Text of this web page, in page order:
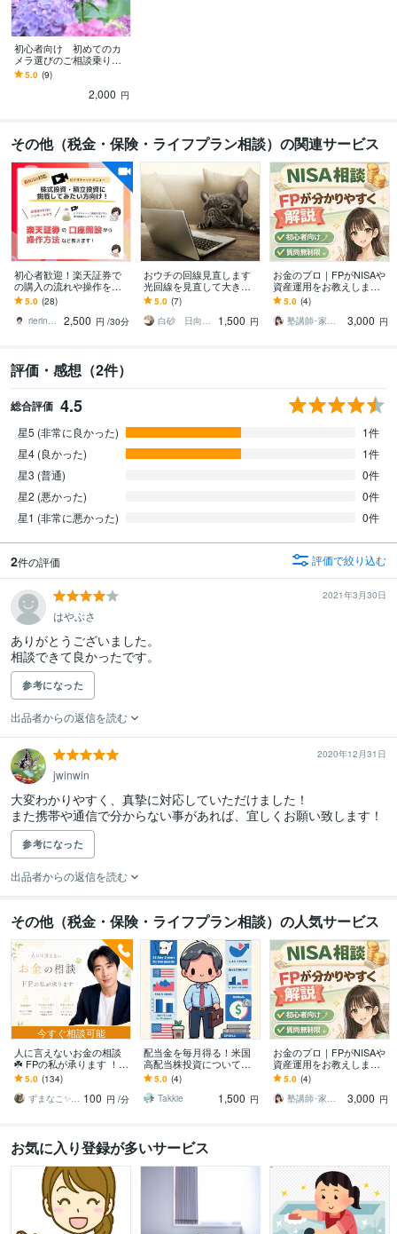
初心者向け 初めてのカ
メラ選びのご相談乗りま
す 元カメラ販売員がユー
ザー目線でお答え！
5.0 (9)
2,000 円
その他（税金・保険・ライフプラン相談）の関連サービス
初心者歓迎！楽天証券で
の購入の流れや操作を教
えます 投資をしてみたい
けど操作がわからず困っ
ている初心者さん向け
5.0 (28)
rierin45895
2,500 円 /30分
おウチの回線見直します
光回線を見直して大きく
節約してみませんか？
5.0 (7)
白砂 日向（オオタニ ナオキ）
1,500 円
お金のプロ｜FPがNISAや
資産運用をお教えします
✅️NISA✅iDeco✅資産運用
✅投資信託✅️株式投資
5.0 (4)
塾講師･家庭教師ゆり（FP相談対応も可）
3,000 円
評価・感想（2件）
総合評価 4.5
星5 (非常に良かった)
1件
星4 (良かった)
1件
星3 (普通)
0件
星2 (悪かった)
0件
星1 (非常に悪かった)
0件
2件の評価 評価で絞り込む
2021年3月30日
はやぶさ
ありがとうございました。
相談できて良かったです。
参考になった
出品者からの返信を読む
2020年12月31日
jwinwin
大変わかりやすく、真摯に対応していただけました！
また携帯や通信で分からない事があれば、宜しくお願い致します！
参考になった
出品者からの返信を読む
その他（税金・保険・ライフプラン相談）の人気サービス
今すぐ相談可能
人に言えないお金の相談
☘️ FPの私が承ります ！
㊙️ 借金返済/浪費/投資/節
約/詐欺 なんでもサポー
ト
5.0 (134)
ずまなこ✨FP 100 円 /分
配当金を毎月得る！米国
高配当株投資について教
えます 中長期で安定的な
配当収入を得ることを狙
う投資スタイルです。
5.0 (4)
Takkie
1,500 円
お金のプロ｜FPがNISAや
資産運用をお教えします
✅️NISA✅iDeco✅資産運用
✅投資信託✅️株式投資
5.0 (4)
塾講師･家庭教師ゆり（FP相談対応も可）
3,000 円
お気に入り登録が多いサービス